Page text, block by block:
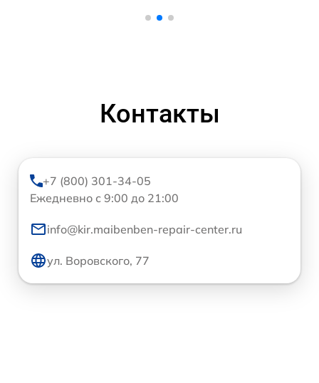
Контакты
+7 (800) 301-34-05
Ежедневно с 9:00 до 21:00
info@kir.maibenben-repair-center.ru
ул. Воровского, 77